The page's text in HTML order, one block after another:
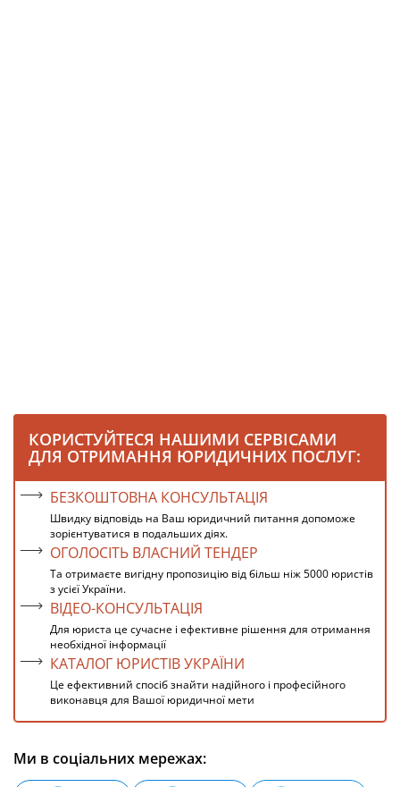
КОРИСТУЙТЕСЯ НАШИМИ СЕРВІСАМИ
ДЛЯ ОТРИМАННЯ ЮРИДИЧНИХ ПОСЛУГ:
БЕЗКОШТОВНА КОНСУЛЬТАЦІЯ
Швидку відповідь на Ваш юридичний питання допоможе
зорієнтуватися в подальших діях.
ОГОЛОСІТЬ ВЛАСНИЙ ТЕНДЕР
Та отримаєте вигідну пропозицію від більш ніж 5000 юристів
з усієї України.
ВІДЕО-КОНСУЛЬТАЦІЯ
Для юриста це сучасне і ефективне рішення для отримання
необхідної інформації
КАТАЛОГ ЮРИСТІВ УКРАЇНИ
Це ефективний спосіб знайти надійного і професійного
виконавця для Вашої юридичної мети
Ми в соціальних мережах: